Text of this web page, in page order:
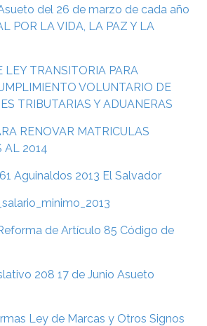
del 26 de marzo de cada año
POR LA VIDA, LA PAZ Y LA
LEY TRANSITORIA PARA
VOLUNTARIO DE
TRIBUTARIAS Y ADUANERAS
RENOVAR MATRICULAS
AL 2014
Aguinaldos 2013 El Salvador
de Artículo 85 Código de
208 17 de Junio Asueto
Ley de Marcas y Otros Signos